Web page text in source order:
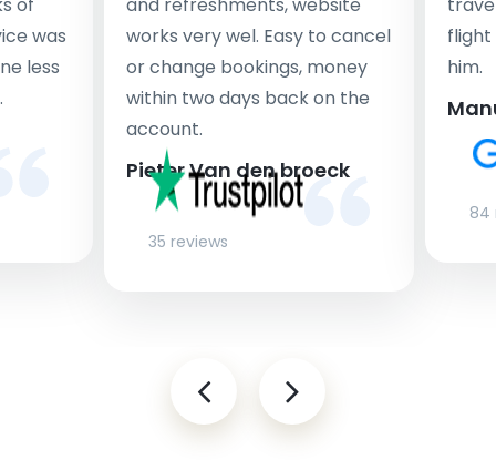
was
less
works very wel. Easy to cancel
or change bookings, money
within two days back on the
account.
Pieter Van den broeck
35 reviews
flight
him.
84